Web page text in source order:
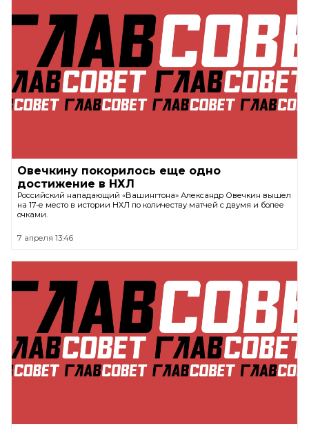
Овечкину покорилось еще одно
достижение в НХЛ
Российский нападающий «Вашингтона» Александр Овечкин вышел
на 17-е место в истории НХЛ по количеству матчей с двумя и более
очками.
7 апреля 13:46